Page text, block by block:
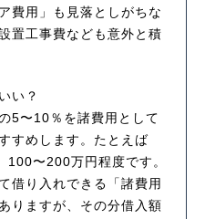
費用」も見落としがちな
置工事費なども意外と積
い？
5〜10％を諸費用として
すめします。たとえば
〜200万円程度です。
借り入れできる「諸費用
りますが、その分借入額